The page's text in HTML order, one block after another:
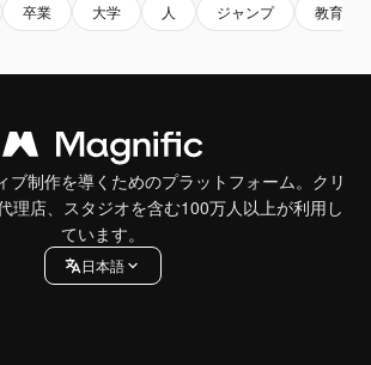
卒業 大学 人 ジャンプ 教育
ブ制作を導くためのプラットフォーム。クリ
理店、スタジオを含む100万人以上が利用し
ています。
日本語